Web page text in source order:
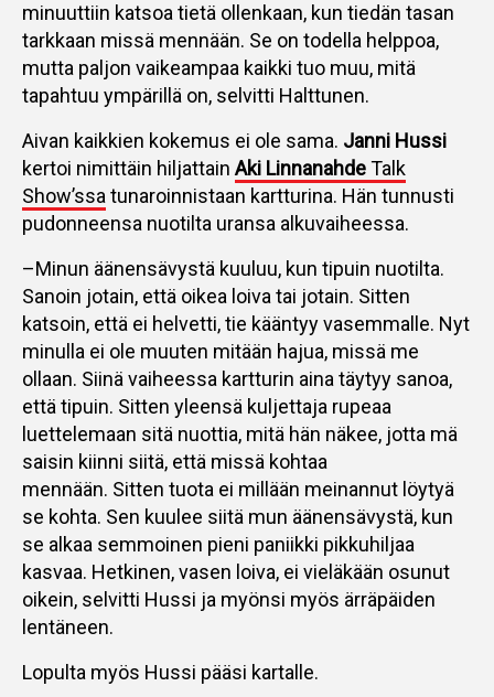
minuuttiin katsoa tietä ollenkaan, kun tiedän tasan
tarkkaan missä mennään. Se on todella helppoa,
mutta paljon vaikeampaa kaikki tuo muu, mitä
tapahtuu ympärillä on, selvitti Halttunen.
Aivan kaikkien kokemus ei ole sama. Janni Hussi
kertoi nimittäin hiljattain Aki LinnanahdeTalk
Show’ssa tunaroinnistaan kartturina. Hän tunnusti
pudonneensa nuotilta uransa alkuvaiheessa.
–Minun äänensävystä kuuluu, kun tipuin nuotilta.
Sanoin jotain, että oikea loiva tai jotain. Sitten
katsoin, että ei helvetti, tie kääntyy vasemmalle. Nyt
minulla ei ole muuten mitään hajua, missä me
ollaan. Siinä vaiheessa kartturin aina täytyy sanoa,
että tipuin. Sitten yleensä kuljettaja rupeaa
luettelemaan sitä nuottia, mitä hän näkee, jotta mä
saisin kiinni siitä, että missä kohtaa
mennään. Sitten tuota ei millään meinannut löytyä
se kohta. Sen kuulee siitä mun äänensävystä, kun
se alkaa semmoinen pieni paniikki pikkuhiljaa
kasvaa. Hetkinen, vasen loiva, ei vieläkään osunut
oikein, selvitti Hussi ja myönsi myös ärräpäiden
lentäneen.
Lopulta myös Hussi pääsi kartalle.